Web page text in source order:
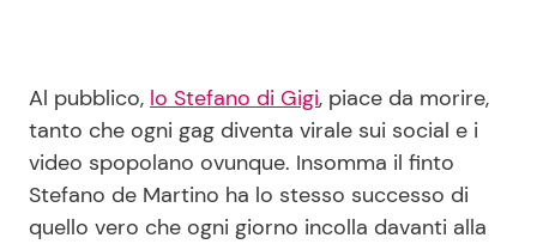
Disclaimer e Privacy
Redazione
Contattaci
Pubblicità
Al pubblico, lo Stefano di Gigi, piace da morire,
tanto che ogni gag diventa virale sui social e i
video spopolano ovunque. Insomma il finto
Stefano de Martino ha lo stesso successo di
quello vero che ogni giorno incolla davanti alla